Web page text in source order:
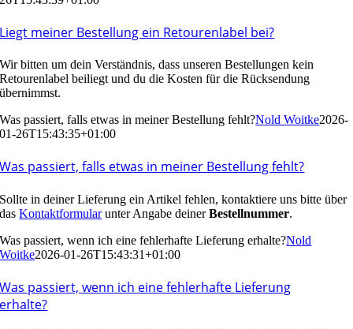
Liegt meiner Bestellung ein Retourenlabel bei?
Wir bitten um dein Verständnis, dass unseren Bestellungen kein
Retourenlabel beiliegt und du die Kosten für die Rücksendung
übernimmst.
Was passiert, falls etwas in meiner Bestellung fehlt?Nold Woitke2026-
01-26T15:43:35+01:00
Was passiert, falls etwas in meiner Bestellung fehlt?
Sollte in deiner Lieferung ein Artikel fehlen, kontaktiere uns bitte über
dasKontaktformularunter Angabe deinerBestellnummer.
Was passiert, wenn ich eine fehlerhafte Lieferung erhalte?Nold
Woitke2026-01-26T15:43:31+01:00
Was passiert, wenn ich eine fehlerhafte Lieferung
erhalte?